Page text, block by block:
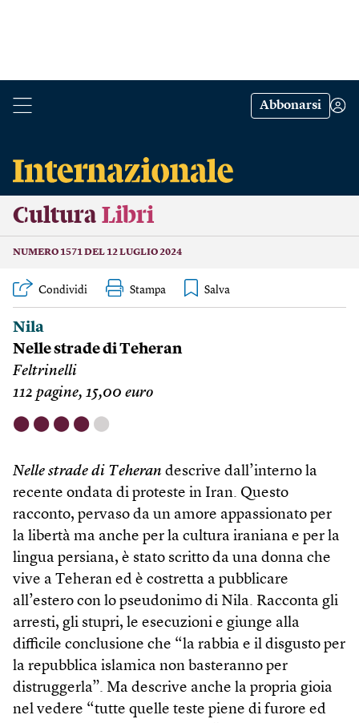
Abbonarsi
Cultura Libri
NUMERO 1571 DEL 12 LUGLIO 2024
Condividi Stampa
Nila
Nelle strade di Teheran
Feltrinelli
112 pagine, 15,00 euro
⬤ ⬤ ⬤ ⬤ ⬤
Nelle strade di Teheran descrive dall’interno la
recente ondata di proteste in Iran. Questo
racconto, pervaso da un amore appassionato per
la libertà ma anche per la cultura iraniana e per la
lingua persiana, è stato scritto da una donna che
vive a Teheran ed è costretta a pubblicare
all’estero con lo pseudonimo di Nila. Racconta gli
arresti, gli stupri, le esecuzioni e giunge alla
difficile conclusione che “la rabbia e il disgusto per
la repubblica islamica non basteranno per
distruggerla”. Ma descrive anche la propria gioia
nel vedere “tutte quelle teste piene di furore ed